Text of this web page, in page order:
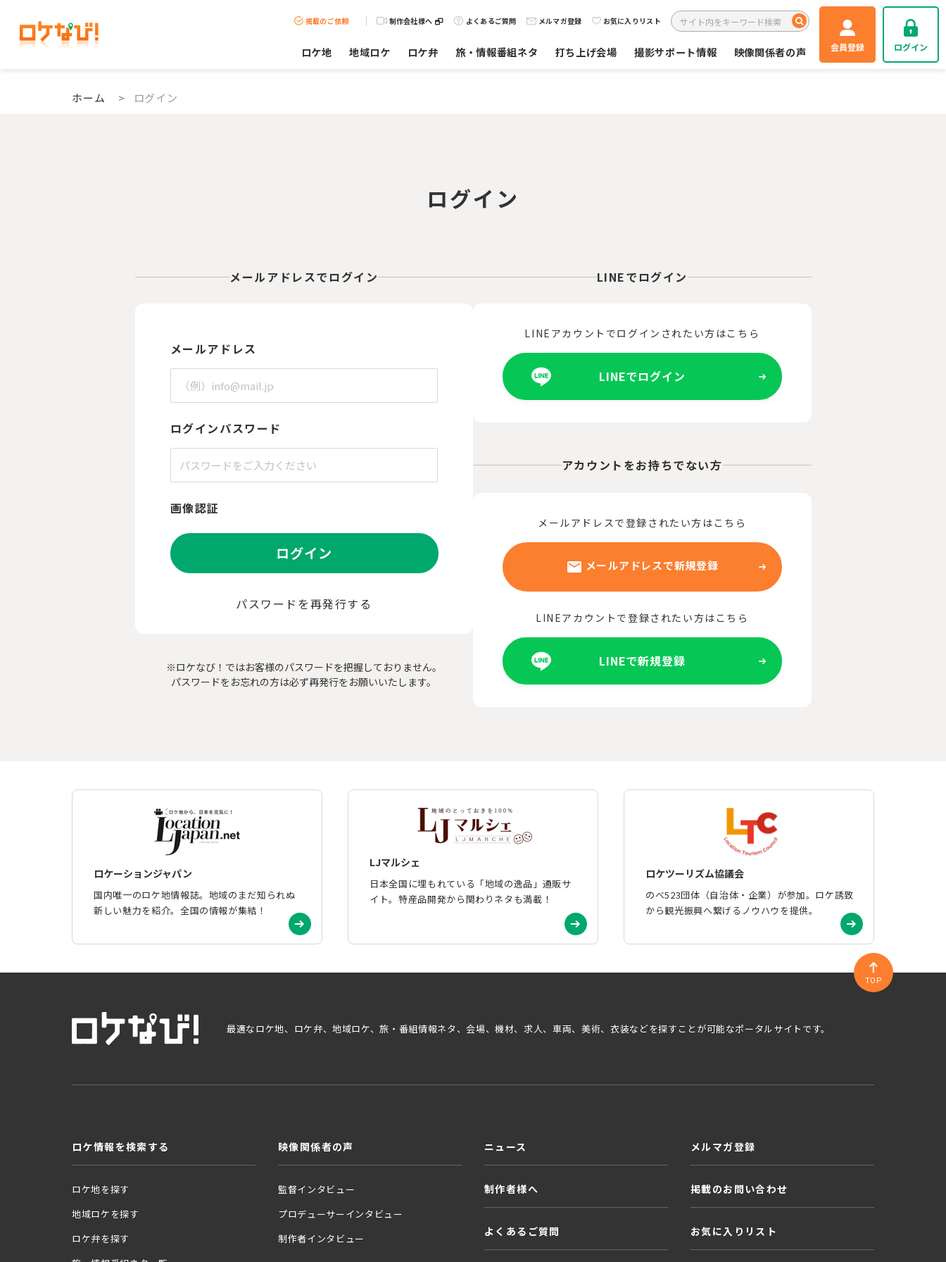
掲載のご依頼 制作会社様へ よくあるご質問 メルマガ登録 お気に入りリスト
ロケ地 地域ロケ ロケ弁 旅・情報番組ネタ 打ち上げ会場 撮影サポート情報 映像関係者の声 会員登録 ログイン
ホーム > ログイン
ログイン
メールアドレスでログイン
メールアドレス
ログインパスワード
画像認証
ログイン
パスワードを再発行する
※ロケなび！ではお客様のパスワードを把握しておりません。
パスワードをお忘れの方は必ず再発行をお願いいたします。
LINEでログイン
LINEアカウントでログインされたい方はこちら
LINEでログイン
アカウントをお持ちでない方
メールアドレスで登録されたい方はこちら
メールアドレスで新規登録
LINEアカウントで登録されたい方はこちら
LINEで新規登録
ロケーションジャパン
国内唯一のロケ地情報誌。地域のまだ知られぬ
新しい魅力を紹介。全国の情報が集結！
LJマルシェ
日本全国に埋もれている「地域の逸品」通販サ
イト。特産品開発から関わりネタも満載！
ロケツーリズム協議会
のべ523団体（自治体・企業）が参加。ロケ誘致
から観光振興へ繋げるノウハウを提供。
TOP
最適なロケ地、ロケ弁、地域ロケ、旅・番組情報ネタ、会場、機材、求人、車両、美術、衣装などを探すことが可能なポータルサイトです。
ロケ情報を検索する
ロケ地を探す
地域ロケを探す
ロケ弁を探す
映像関係者の声
監督インタビュー
プロデューサーインタビュー
制作者インタビュー
ニュース
制作者様へ
よくあるご質問
メルマガ登録
掲載のお問い合わせ
お気に入りリスト